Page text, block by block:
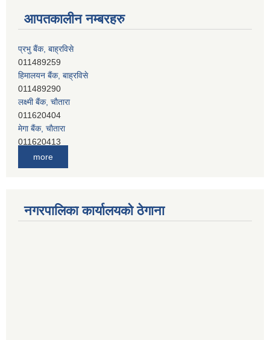
आपतकालीन नम्बरहरु
प्रभु बैंक, बाह्रविसे
011489259
हिमालयन बैंक, बाह्रविसे
011489290
लक्ष्मी बैंक, चाैतारा
011620404
मेगा बैंक, चाैतारा
011620413
देव विकास बैंक, जलविरे
011403051
more
नगरपालिका कार्यालयको ठेगाना